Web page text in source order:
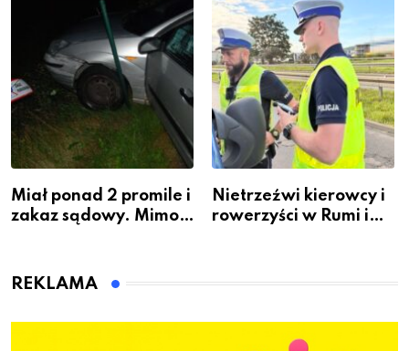
gdzie się go nauczyć?
Miał ponad 2 promile i
zakaz sądowy. Mimo
Bolszewie i uderzył w
Nietrzeźwi kierowcy i
rowerzyści w Rumi i
REKLAMA